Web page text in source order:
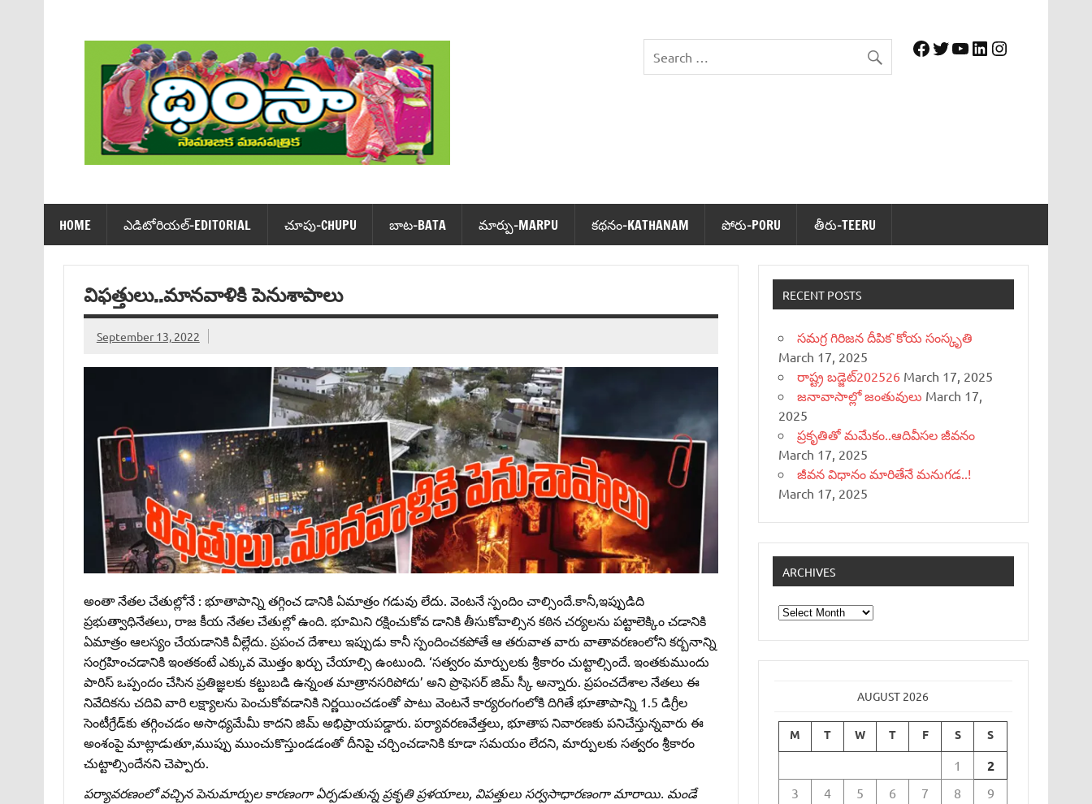
Facebook
Twitter
YouTube
LinkedIn
Instagram
HOME ఎడిటోరియ‌ల్-EDITORIAL చూపు-CHUPU బాట‌-BATA మార్పు-MARPU క‌థ‌నం-KATHANAM పోరు-PORU తీరు-TEERU
విఫత్తులు..మానవాళికి పెనుశాపాలు
September 13, 2022
అంతా నేతల చేతుల్లోనే : భూతాపాన్ని తగ్గించ డానికి ఏమాత్రం గడువు లేదు. వెంటనే స్పందిం చాల్సిందే.కానీ,ఇప్పుడిది
ప్రభుత్వాధినేతలు, రాజ కీయ నేతల చేతుల్లో ఉంది. భూమిని రక్షించుకోవ డానికి తీసుకోవాల్సిన కఠిన చర్యలను పట్టాలెక్కిం చడానికి
ఏమాత్రం ఆలస్యం చేయడానికి వీల్లేదు. ప్రపంచ దేశాలు ఇప్పుడు కానీ స్పందించకపోతే ఆ తరువాత వారు వాతావరణంలోని కర్బనాన్ని
సంగ్రహించడానికి ఇంతకంటే ఎక్కువ మొత్తం ఖర్చు చేయాల్సి ఉంటుంది. ‘సత్వరం మార్పులకు శ్రీకారం చుట్టాల్సిందే. ఇంతకుముందు
పారిస్‌ ఒప్పందం చేసిన ప్రతిజ్ఞలకు కట్టుబడి ఉన్నంత మాత్రానసరిపోదు’ అని ప్రొఫెసర్‌ జిమ్‌ స్కీ అన్నారు. ప్రపంచదేశాల నేతలు ఈ
నివేదికను చదివి వారి లక్ష్యాలను పెంచుకోవడానికి నిర్ణయించడంతో పాటు వెంటనే కార్యరంగంలోకి దిగితే భూతాపాన్ని 1.5 డిగ్రీల
సెంటీగ్రేడ్‌కు తగ్గించడం అసాధ్యమేమీ కాదని జిమ్‌ అభిప్రాయపడ్డారు. పర్యావరణవేత్తలు, భూతాప నివారణకు పనిచేస్తున్నవారు ఈ
అంశంపై మాట్లాడుతూ,ముప్పు ముంచుకొస్తుండడంతో దీనిపై చర్చించడానికి కూడా సమయం లేదని, మార్పులకు సత్వరం శ్రీకారం
చుట్టాల్సిందేనని చెప్పారు.
పర్యావరణంలో వచ్చిన పెనుమార్పుల కారణంగా ఏర్పడుతున్న ప్రకృతి ప్రళయాలు, విపత్తులు సర్వసాధారణంగా మారాయి. మండే
RECENT POSTS
సమగ్ర గిరిజన దీపిక`కోయ సంస్కృతి
March 17, 2025
రాష్ట్ర బడ్జెట్‌202526 March 17, 2025
జనావాసాల్లో జంతువులు March 17,
2025
ప్రకృతితో మమేకం..ఆదివీసల జీవనం
March 17, 2025
జీవన విధానం మారితేనే మనుగడ..!
March 17, 2025
ARCHIVES
Archives
AUGUST 2026
M T W T F S S
1 2
3 4 5 6 7 8
9